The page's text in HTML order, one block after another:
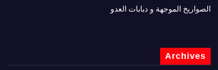
الصواريخ الموجهة و دبابات العدو
Archives